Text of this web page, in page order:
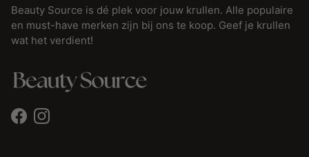
Beauty Source is dé plek voor jouw krullen. Alle populaire
en must-have merken zijn bij ons te koop. Geef je krullen
wat het verdient!
FacebookInstagram